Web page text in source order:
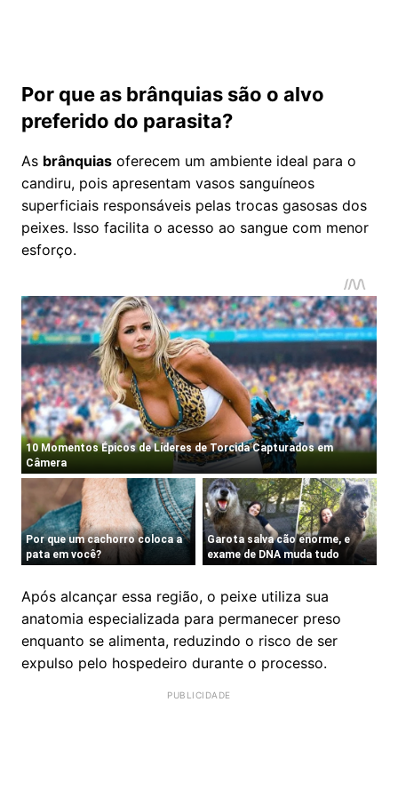
Por que as brânquias são o alvo
preferido do parasita?
As brânquias oferecem um ambiente ideal para o
candiru, pois apresentam vasos sanguíneos
superficiais responsáveis pelas trocas gasosas dos
peixes. Isso facilita o acesso ao sangue com menor
esforço.
Após alcançar essa região, o peixe utiliza sua
anatomia especializada para permanecer preso
enquanto se alimenta, reduzindo o risco de ser
expulso pelo hospedeiro durante o processo.